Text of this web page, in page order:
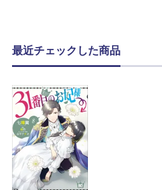
最近チェックした商品